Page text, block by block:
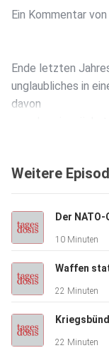
Ein Kommentar
Ende letzten
unglaubliches in
davon
aus, dass im
die
Impfstoffe
gibt.“ (1)
Wir werden also
eine Substanz
und
Weitere
10 Minuten
22 Minuten
22 Minuten